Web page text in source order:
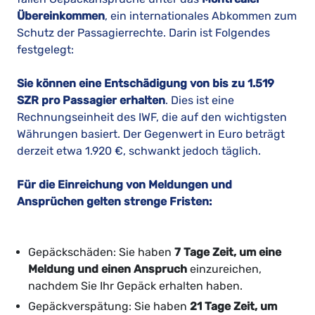
Übereinkommen, ein internationales Abkommen zum
Schutz der Passagierrechte. Darin ist Folgendes
festgelegt:
Sie können eine Entschädigung von bis zu 1.519
SZR pro Passagier erhalten. Dies ist eine
Rechnungseinheit des IWF, die auf den wichtigsten
Währungen basiert. Der Gegenwert in Euro beträgt
derzeit etwa 1.920 €, schwankt jedoch täglich.
Für die Einreichung von Meldungen und
Ansprüchen gelten strenge Fristen:
Gepäckschäden: Sie haben 7 Tage Zeit, um eine
Meldung und einen Anspruch einzureichen,
nachdem Sie Ihr Gepäck erhalten haben.
Gepäckverspätung: Sie haben 21 Tage Zeit, um